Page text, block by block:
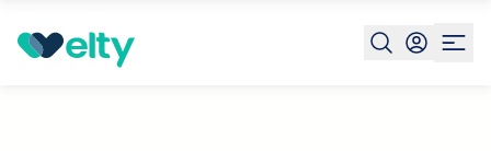
Prenota visita Radiografia Avambraccio Bilaterale Rx